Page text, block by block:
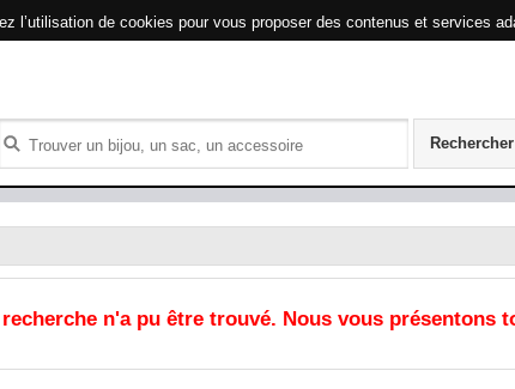
l’utilisation de cookies pour vous proposer des contenus et services
Rechercher
n'a pu être trouvé. Nous vous présentons